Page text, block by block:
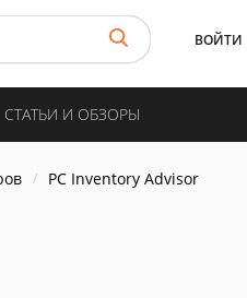
ВОЙТИ
СТАТЬИ И ОБЗОРЫ
PC Inventory Advisor